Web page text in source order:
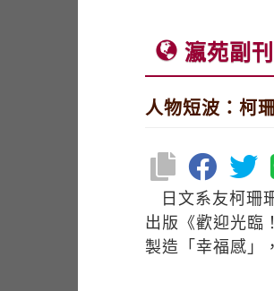
瀛苑副刊
人物短波：柯
日文系友柯珊
出版《歡迎光臨
製造「幸福感」